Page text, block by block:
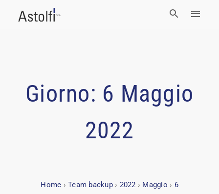
Giorno: 6 Maggio
2022
Home › Team backup › 2022 › Maggio › 6